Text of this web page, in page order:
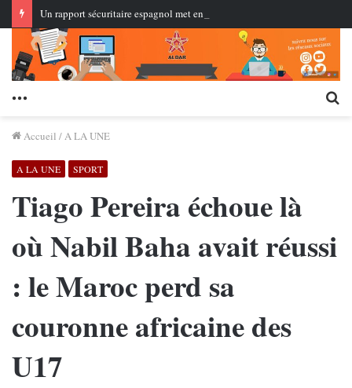
Accueil /A LA UNE
A LA UNE SPORT
Tiago Pereira échoue là
où Nabil Baha avait réussi
: le Maroc perd sa
couronne africaine des
U17